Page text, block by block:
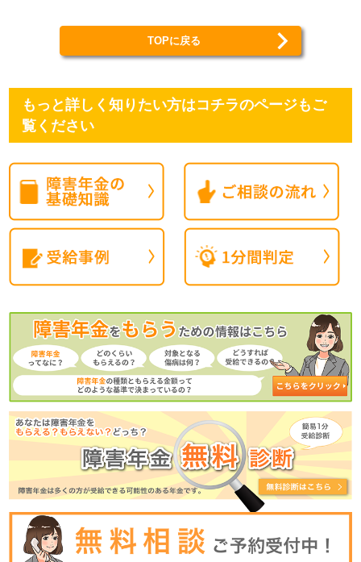
TOPに戻る
もっと詳しく知りたい方はコチラのページもご
覧ください